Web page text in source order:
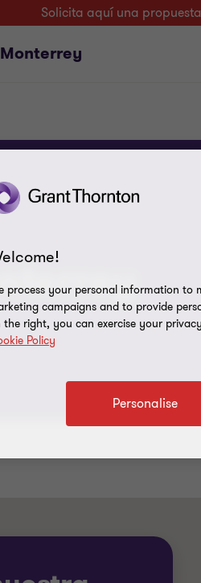
Solicita aquí una
process your personal information to
campaigns and to provide
the right, you can exercise your
Policy
Personalise